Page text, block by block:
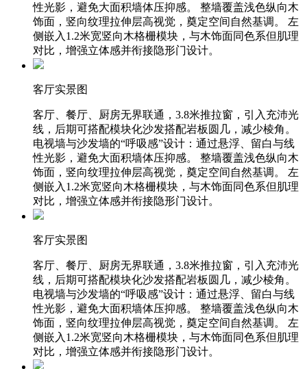
性光影，避免大面积墙体压抑感。 整墙覆盖浅色纵向木
饰面，竖向纹理拉伸层高视觉，奠定空间自然基调。 左
侧嵌入1.2米宽竖向木格栅模块，与木饰面同色系但肌理
对比，增强立体感并衔接隐形门设计。
客厅实景图
客厅、餐厅、厨房无界联通，3.8米推拉窗，引入充沛光
线，后期可搭配模块化沙发搭配岩板圆几，减少棱角。
电视墙与沙发墙的“呼吸感”设计：通过悬浮、留白与线
性光影，避免大面积墙体压抑感。 整墙覆盖浅色纵向木
饰面，竖向纹理拉伸层高视觉，奠定空间自然基调。 左
侧嵌入1.2米宽竖向木格栅模块，与木饰面同色系但肌理
对比，增强立体感并衔接隐形门设计。
客厅实景图
客厅、餐厅、厨房无界联通，3.8米推拉窗，引入充沛光
线，后期可搭配模块化沙发搭配岩板圆几，减少棱角。
电视墙与沙发墙的“呼吸感”设计：通过悬浮、留白与线
性光影，避免大面积墙体压抑感。 整墙覆盖浅色纵向木
饰面，竖向纹理拉伸层高视觉，奠定空间自然基调。 左
侧嵌入1.2米宽竖向木格栅模块，与木饰面同色系但肌理
对比，增强立体感并衔接隐形门设计。